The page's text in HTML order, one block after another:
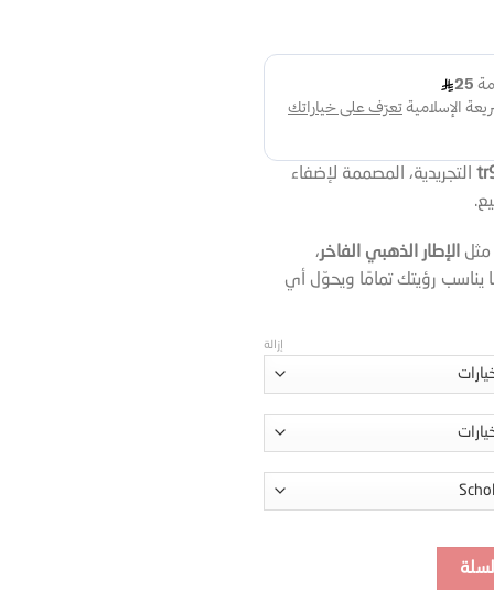
التجريدية، المصممة لإضفاء
مثل الإطار الذهبي الفاخر،
يناسب رؤيتك تمامًا ويحوّل أي
إزالة
وإطار مخفي